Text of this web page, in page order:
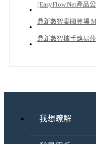
[EasyFlow.Net產品
CVE-2026-12581
鼎新數智泰國登場
台商南向贏在數智
鼎新數智攜手路易
我想瞭解